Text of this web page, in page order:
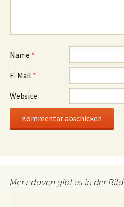
Name *
E-Mail *
Website
Mehr davon gibt es in der